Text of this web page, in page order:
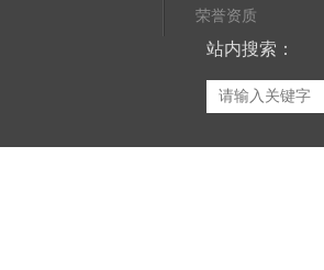
荣誉资质
站内搜索：